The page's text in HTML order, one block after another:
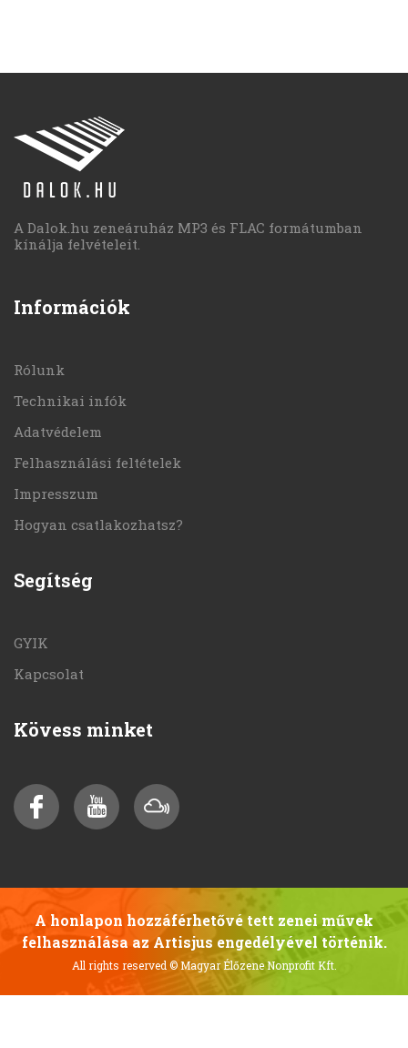
A Dalok.hu zeneáruház MP3 és FLAC formátumban
kínálja felvételeit.
Információk
Rólunk
Technikai infók
Adatvédelem
Felhasználási feltételek
Impresszum
Hogyan csatlakozhatsz?
Segítség
GYIK
Kapcsolat
Kövess minket
A honlapon hozzáférhetővé tett zenei művek
felhasználása az Artisjus engedélyével történik.
All rights reserved © Magyar Élőzene Nonprofit Kft.